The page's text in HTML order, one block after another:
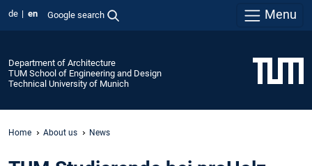
de en Google search Menu
Department of Architecture
TUM School of Engineering and Design
Technical University of Munich
Home About us News